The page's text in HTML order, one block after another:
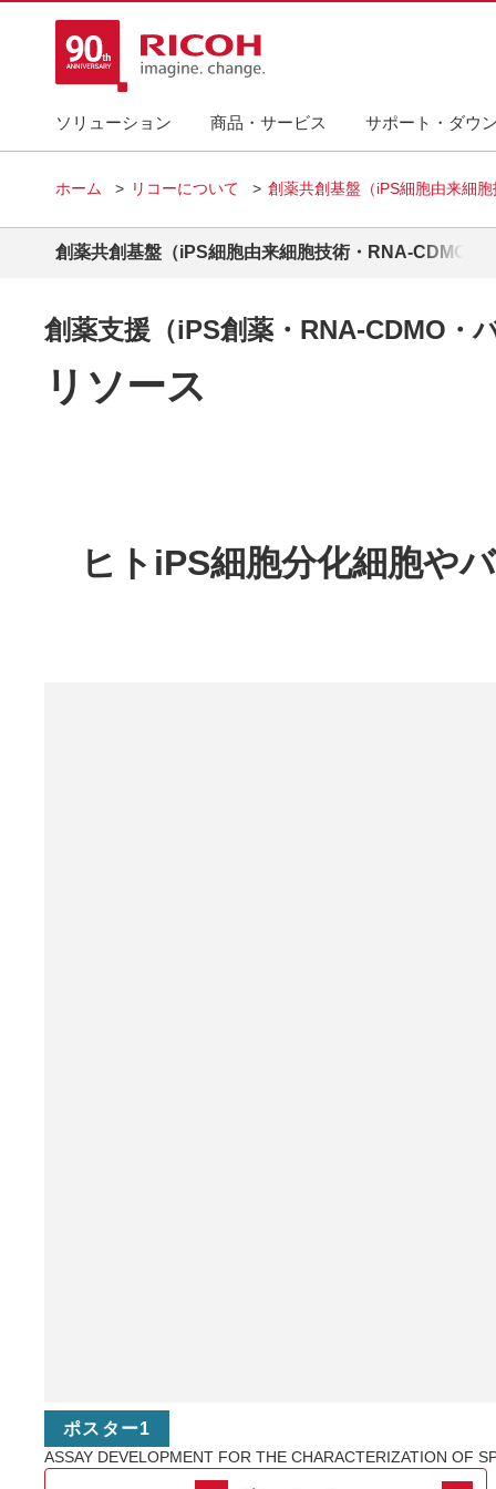
ソリューション 商品・サービス サポート・ダウ
ホーム リコーについて 創薬共創基盤（iPS細胞由来細
創薬共創基盤（iPS細胞由来細胞技術・RNA-CDMO・
創薬支援（iPS創薬・RNA-CDMO・
リソース
ヒトiPS細胞分化細胞や
ポスター1
ASSAY DEVELOPMENT FOR THE CHARACTERIZATION OF